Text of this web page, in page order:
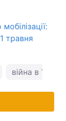
травня
війна в